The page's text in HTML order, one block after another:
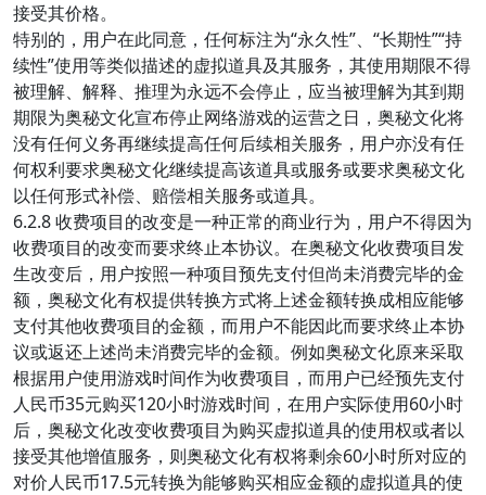
接受其价格。
特别的，用户在此同意，任何标注为“永久性”、“长期性”“持
续性”使用等类似描述的虚拟道具及其服务，其使用期限不得
被理解、解释、推理为永远不会停止，应当被理解为其到期
期限为奥秘文化宣布停止网络游戏的运营之日，奥秘文化将
没有任何义务再继续提高任何后续相关服务，用户亦没有任
何权利要求奥秘文化继续提高该道具或服务或要求奥秘文化
以任何形式补偿、赔偿相关服务或道具。
6.2.8 收费项目的改变是一种正常的商业行为，用户不得因为
收费项目的改变而要求终止本协议。在奥秘文化收费项目发
生改变后，用户按照一种项目预先支付但尚未消费完毕的金
额，奥秘文化有权提供转换方式将上述金额转换成相应能够
支付其他收费项目的金额，而用户不能因此而要求终止本协
议或返还上述尚未消费完毕的金额。例如奥秘文化原来采取
根据用户使用游戏时间作为收费项目，而用户已经预先支付
人民币35元购买120小时游戏时间，在用户实际使用60小时
后，奥秘文化改变收费项目为购买虚拟道具的使用权或者以
接受其他增值服务，则奥秘文化有权将剩余60小时所对应的
对价人民币17.5元转换为能够购买相应金额的虚拟道具的使